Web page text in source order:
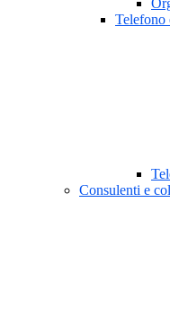
Telefono
Consulenti e